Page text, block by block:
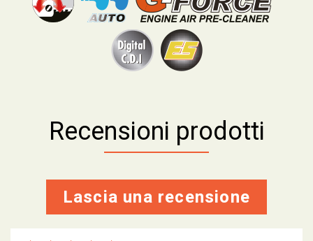
Recensioni prodotti
Lascia una recensione